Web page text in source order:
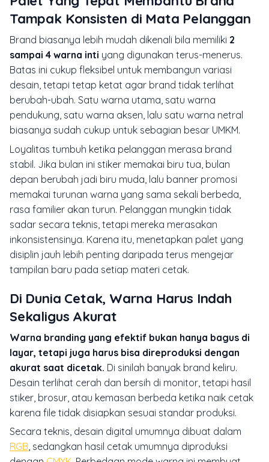
Tampak Konsisten di Mata Pelanggan
Brand biasanya lebih mudah dikenali bila memiliki 2
sampai 4 warna inti yang digunakan terus-menerus.
Batas ini cukup fleksibel untuk membangun variasi
desain, tetapi tetap ketat agar brand tidak terlihat
berubah-ubah. Satu warna utama, satu warna
pendukung, satu warna aksen, lalu satu warna netral
biasanya sudah cukup untuk sebagian besar UMKM.
Loyalitas tumbuh ketika pelanggan merasa brand
stabil. Jika bulan ini stiker memakai biru tua, bulan
depan berubah jadi biru muda, lalu banner promosi
memakai turunan warna yang sama sekali berbeda,
rasa familier akan turun. Pelanggan mungkin tidak
sadar secara teknis, tetapi mereka merasakan
inkonsistensinya. Karena itu, menetapkan palet yang
disiplin jauh lebih penting daripada terus mengejar
tampilan baru pada setiap materi cetak.
Di Dunia Cetak, Warna Harus Indah
Sekaligus Akurat
Warna branding yang efektif bukan hanya bagus di
layar, tetapi juga harus bisa direproduksi dengan
akurat saat dicetak. Di sinilah banyak brand keliru.
Desain terlihat cerah dan bersih di monitor, tetapi hasil
stiker, brosur, atau kemasan berbeda ketika naik cetak
karena file tidak disiapkan sesuai standar produksi.
Secara teknis, desain digital umumnya dibuat dalam
RGB, sedangkan hasil cetak umumnya diproduksi